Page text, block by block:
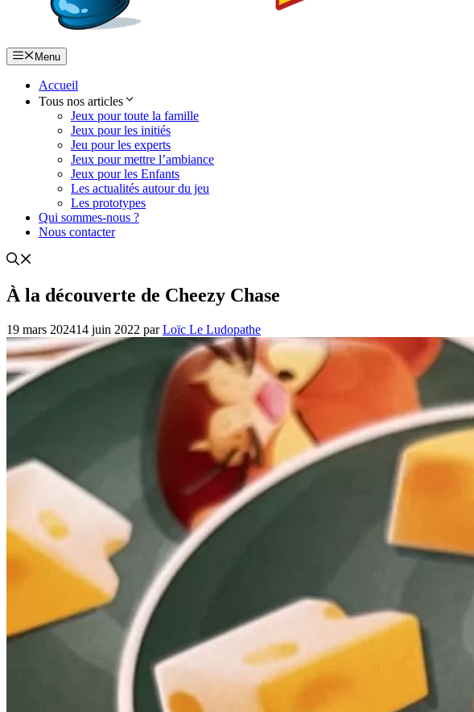
Menu
Accueil
Tous nos articles
Jeux pour toute la famille
Jeux pour les initiés
Jeu pour les experts
Jeux pour mettre l’ambiance
Jeux pour les Enfants
Les actualités autour du jeu
Les prototypes
Qui sommes-nous ?
Nous contacter
À la découverte de Cheezy Chase
19 mars 202414 juin 2022 parLoïc Le Ludopathe